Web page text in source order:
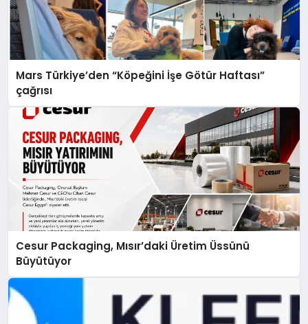
Mars Türkiye’den “Köpeğini İşe Götür Haftası”
çağrısı
Cesur Packaging, Mısır’daki Üretim Üssünü
Büyütüyor